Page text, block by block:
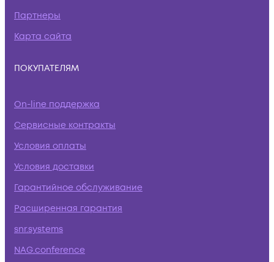
Партнеры
Карта сайта
ПОКУПАТЕЛЯМ
On-line поддержка
Сервисные контракты
Условия оплаты
Условия доставки
Гарантийное обслуживание
Расширенная гарантия
snr.systems
NAG.conference